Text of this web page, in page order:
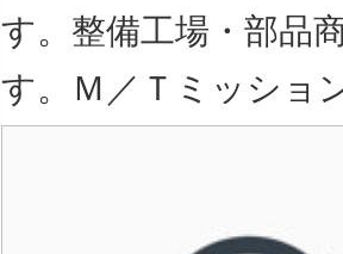
す。整備工場・部品
す。Ｍ／Ｔミッショ